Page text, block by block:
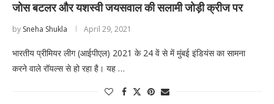
जोस बटलर और यशस्वी जयसवाल की सलामी जोड़ी क्रीज पर
by Sneha Shukla April 29, 2021
भारतीय प्रीमियर लीग (आईपीएल) 2021 के 24 वें से में मुंबई इंडियंस का सामना
करने वाले रॉयल्स से हो रहा है। यह …